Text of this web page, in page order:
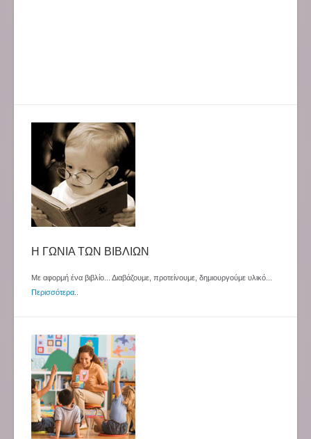
Η ΓΩΝΙΑ ΤΩΝ ΒΙΒΛΙΩΝ
Με αφορμή ένα βιβλίο... Διαβάζουμε, προτείνουμε, δημιουργούμε υλικό...
Περισσότερα